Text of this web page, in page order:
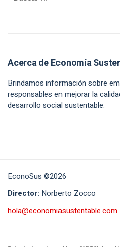
Acerca de Economía
Brindamos información sobre
responsables en mejorar la
desarrollo social sustentable.
EconoSus ©2026
Director: Norberto Zocco
hola@economiasustentable.com